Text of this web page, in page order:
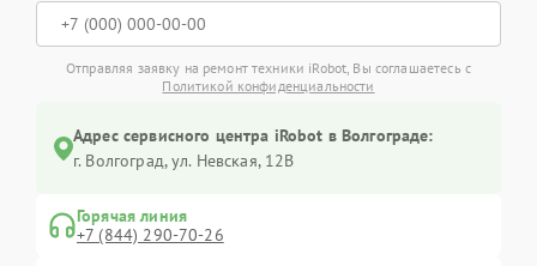
Отправляя заявку на ремонт техники iRobot, Вы соглашаетесь с
Политикой конфиденциальности
Адрес сервисного центра iRobot в Волгограде:
г. Волгоград, ул. Невская, 12В
Горячая линия
+7 (844) 290-70-26